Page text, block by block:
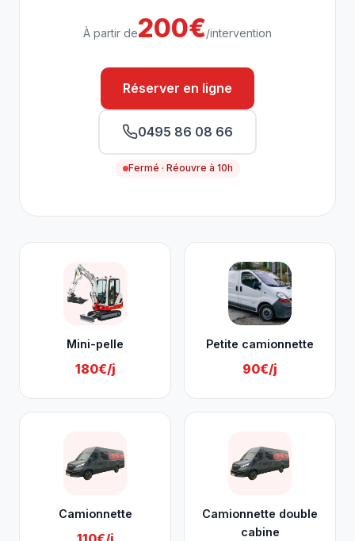
À partir de200€/intervention
Réserver en ligne
0495 86 08 66
Fermé · Réouvre à 10h
Mini-pelle
180€/j
Petite camionnette
90€/j
Camionnette
Camionnette double
cabine